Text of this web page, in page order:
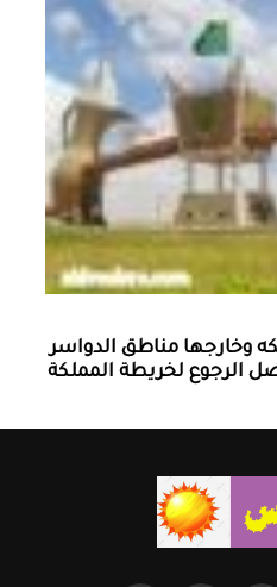
وخارجها ‏مناطق الدواسر
الرجوع لخريطة المملكة